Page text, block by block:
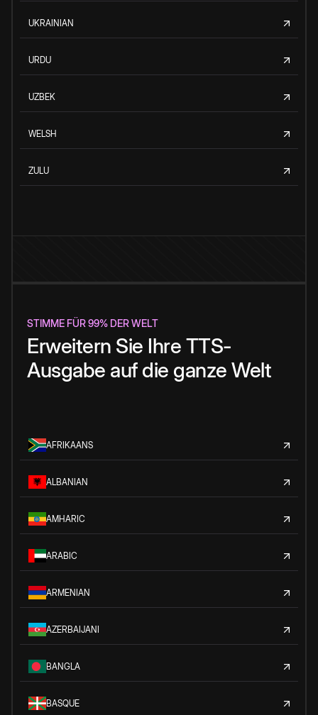
UKRAINIAN
URDU
UZBEK
WELSH
ZULU
STIMME FÜR 99% DER WELT
Erweitern Sie Ihre TTS-
Ausgabe auf die ganze Welt
AFRIKAANS
ALBANIAN
AMHARIC
ARABIC
ARMENIAN
AZERBAIJANI
BANGLA
BASQUE